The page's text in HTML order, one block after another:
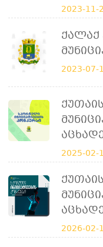
2023-11-
Ქალაქ
2023-07-
2025-02-
2026-02-